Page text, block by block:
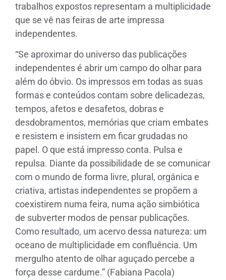
trabalhos expostos representam a multiplicidade
que se vê nas feiras de arte impressa
independentes.
“Se aproximar do universo das publicações
independentes é abrir um campo do olhar para
além do óbvio. Os impressos em todas as suas
formas e conteúdos contam sobre delicadezas,
tempos, afetos e desafetos, dobras e
desdobramentos, memórias que criam embates
e resistem e insistem em ficar grudadas no
papel. O que está impresso conta. Pulsa e
repulsa. Diante da possibilidade de se comunicar
com o mundo de forma livre, plural, orgânica e
criativa, artistas independentes se propõem a
coexistirem numa feira, numa ação simbiótica
de subverter modos de pensar publicações.
Como resultado, um acervo dessa natureza: um
oceano de multiplicidade em confluência. Um
mergulho atento de olhar aguçado percebe a
força desse cardume.” (Fabiana Pacola)